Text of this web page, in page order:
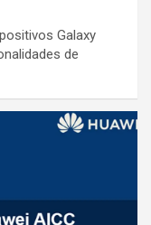
Galaxy
de